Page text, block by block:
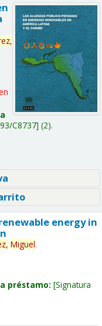
C8737 (2).
energy in
Miguel.
préstamo: Signatura